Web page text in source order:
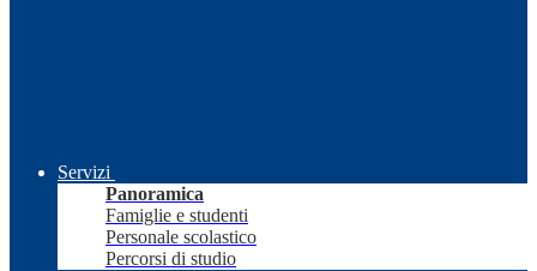
Servizi
Panoramica
Famiglie e studenti
Personale scolastico
Percorsi di studio